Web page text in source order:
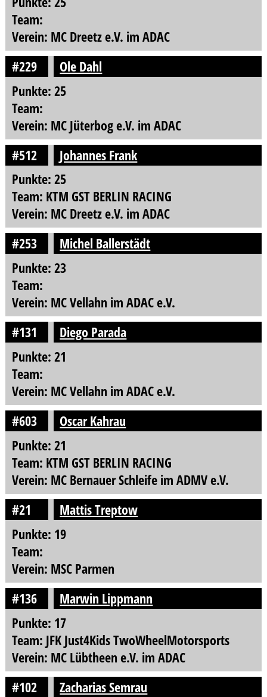
Team:
Verein: MC Dreetz e.V. im ADAC
#229
Ole Dahl
Punkte: 25
Team:
Verein: MC Jüterbog e.V. im ADAC
#512
Johannes Frank
Punkte: 25
Team: KTM GST BERLIN RACING
Verein: MC Dreetz e.V. im ADAC
#253
Michel Ballerstädt
Punkte: 23
Team:
Verein: MC Vellahn im ADAC e.V.
#131
Diego Parada
Punkte: 21
Team:
Verein: MC Vellahn im ADAC e.V.
#603
Oscar Kahrau
Punkte: 21
Team: KTM GST BERLIN RACING
Verein: MC Bernauer Schleife im ADMV e.V.
#21
Mattis Treptow
Punkte: 19
Team:
Verein: MSC Parmen
#136
Marwin Lippmann
Punkte: 17
Team: JFK Just4Kids TwoWheelMotorsports
Verein: MC Lübtheen e.V. im ADAC
#102
Zacharias Semrau